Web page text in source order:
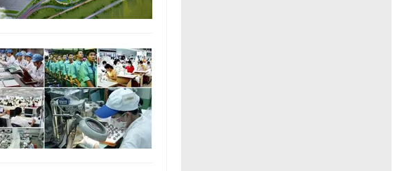
EMagazine
Photo
Infographic
Góc ảnh
Công nghệ